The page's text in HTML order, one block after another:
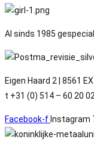
Al sinds 1985
Eigen Haard 2 | 8561
t +31 (0) 514 – 60 20
Facebook-f Instagram